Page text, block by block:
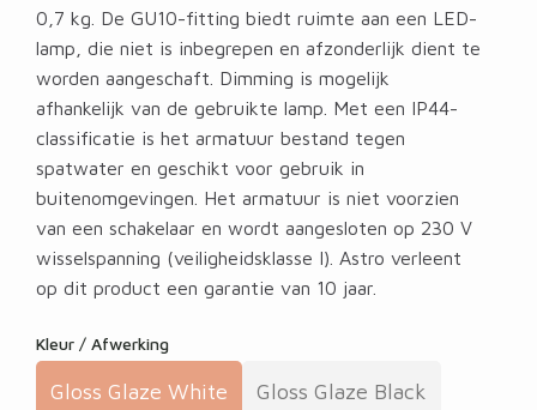
0,7 kg. De GU10-fitting biedt ruimte aan een LED-
lamp, die niet is inbegrepen en afzonderlijk dient te
worden aangeschaft. Dimming is mogelijk
afhankelijk van de gebruikte lamp. Met een IP44-
classificatie is het armatuur bestand tegen
spatwater en geschikt voor gebruik in
buitenomgevingen. Het armatuur is niet voorzien
van een schakelaar en wordt aangesloten op 230 V
wisselspanning (veiligheidsklasse I). Astro verleent
op dit product een garantie van 10 jaar.
Kleur / Afwerking
Gloss Glaze White Gloss Glaze Black